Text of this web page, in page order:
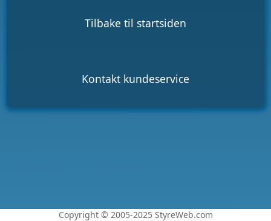
Tilbake til startsiden
Kontakt kundeservice
Copyright © 2005-2025 StyreWeb.com